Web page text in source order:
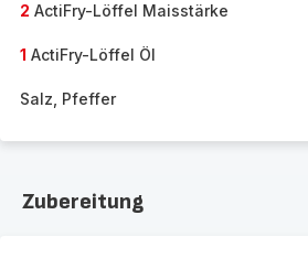
2 ActiFry-Löffel Maisstärke
1 ActiFry-Löffel Öl
Salz, Pfeffer
Zubereitung